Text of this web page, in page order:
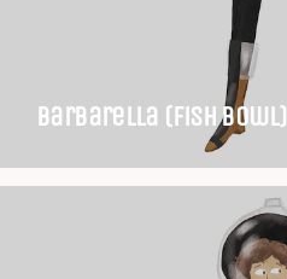
Barbarella (Fish Bowl)